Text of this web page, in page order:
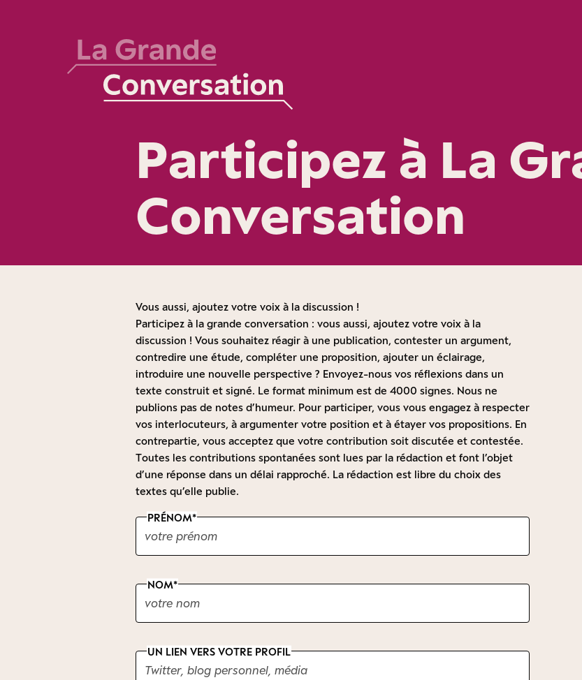
Participez à La
Conversation
Vous aussi, ajoutez votre voix à la discussion !
Participez à la grande conversation : vous aussi, ajoutez votre voix à la
discussion ! Vous souhaitez réagir à une publication, contester un argument,
contredire une étude, compléter une proposition, ajouter un éclairage,
introduire une nouvelle perspective ? Envoyez-nous vos réflexions dans un
texte construit et signé. Le format minimum est de 4000 signes. Nous ne
publions pas de notes d’humeur. Pour participer, vous vous engagez à respecter
vos interlocuteurs, à argumenter votre position et à étayer vos propositions. En
contrepartie, vous acceptez que votre contribution soit discutée et contestée.
Toutes les contributions spontanées sont lues par la rédaction et font l’objet
d’une réponse dans un délai rapproché. La rédaction est libre du choix des
textes qu’elle publie.
PRÉNOM
NOM
UN LIEN VERS VOTRE PROFIL